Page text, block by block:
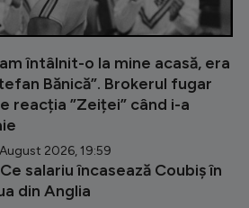
întâlnit-o la mine acasă, era
Bănică”. Brokerul fugar
reacția ”Zeiței” când i-a
2026, 19:59
salariu încasează Coubiș în
din Anglia